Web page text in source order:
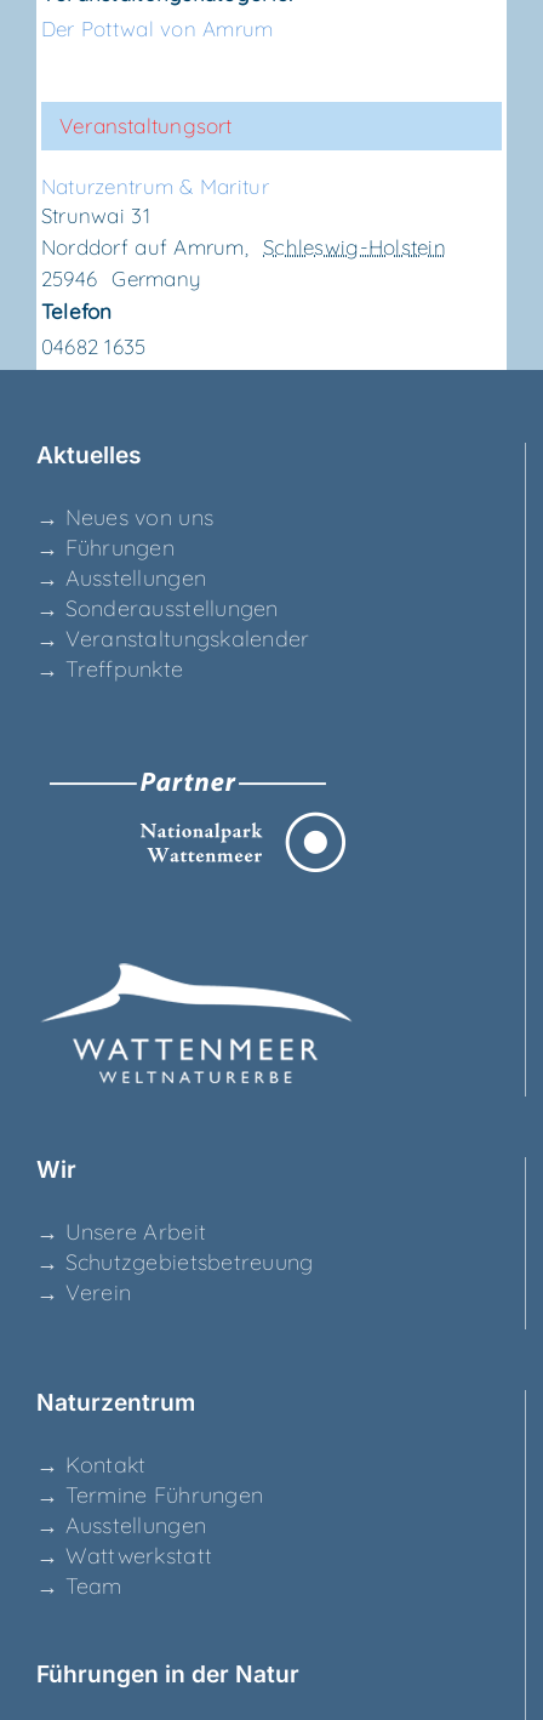
Der Pottwal von Amrum
Veranstaltungsort
Natur­zen­trum & Maritur
Strunwai 31
Norddorf auf Amrum
Schleswig-Holstein
25946 Germany
Telefon
04682 1635
Aktu­el­les
→ Neu­es von uns
→ Füh­run­gen
→ Aus­stel­lun­gen
→ Son­der­aus­stel­lun­gen
→ Ver­an­stal­tungs­ka­len­der
→ Treff­punk­te
Wir
→ Unse­re Arbeit
→ Schutz­ge­biets­be­treu­ung
→ Ver­ein
Natur­zen­trum
→ Kon­takt
→ Ter­mi­ne Führungen
→ Aus­stel­lun­gen
→ Watt­werk­statt
→ Team
Füh­run­gen in der Natur